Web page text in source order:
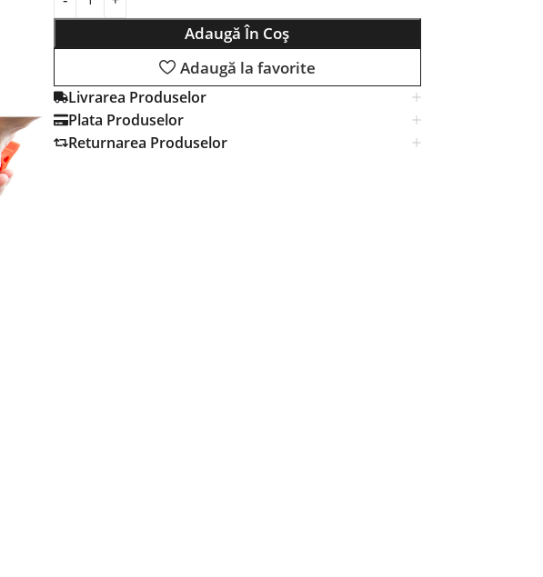
Adaugă În Coș
Adaugă la favorite
Livrarea Produselor
Plata Produselor
Returnarea Produselor